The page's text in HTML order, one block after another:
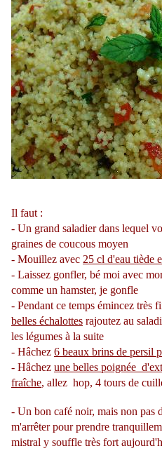
Il faut :
- Un grand saladier dans lequel
graines de coucous moyen
- Mouillez avec 25 cl d'eau tiède
- Laissez gonfler, bé moi avec
comme un hamster, je gonfle
- Pendant ce temps émincez très
belles échalottes rajoutez au
les légumes à la suite
- Hâchez 6 beaux brins de persil
- Hâchez une belles poignée
fraîche, allez hop, 4 tours de
- Un bon café noir, mais non pas
m'arrêter pour prendre
mistral y souffle très fort